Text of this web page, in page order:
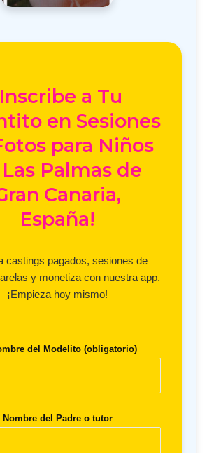
a Tu
en Sesiones
para Niños
Palmas de
Canaria,
España!
castings pagados, sesiones de
y monetiza con nuestra app.
¡Empieza hoy mismo!
del Modelito (obligatorio)
Nombre del Padre o tutor